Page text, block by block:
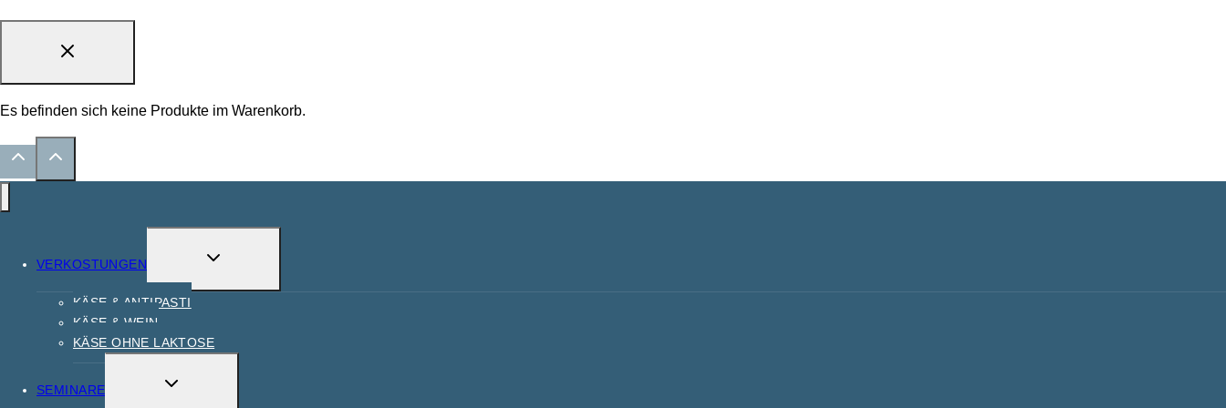
Es befinden sich keine Produkte im Warenkorb.
VERKOSTUNGEN
KÄSE & ANTIPASTI
KÄSE & WEIN
KÄSE OHNE LAKTOSE
SEMINARE